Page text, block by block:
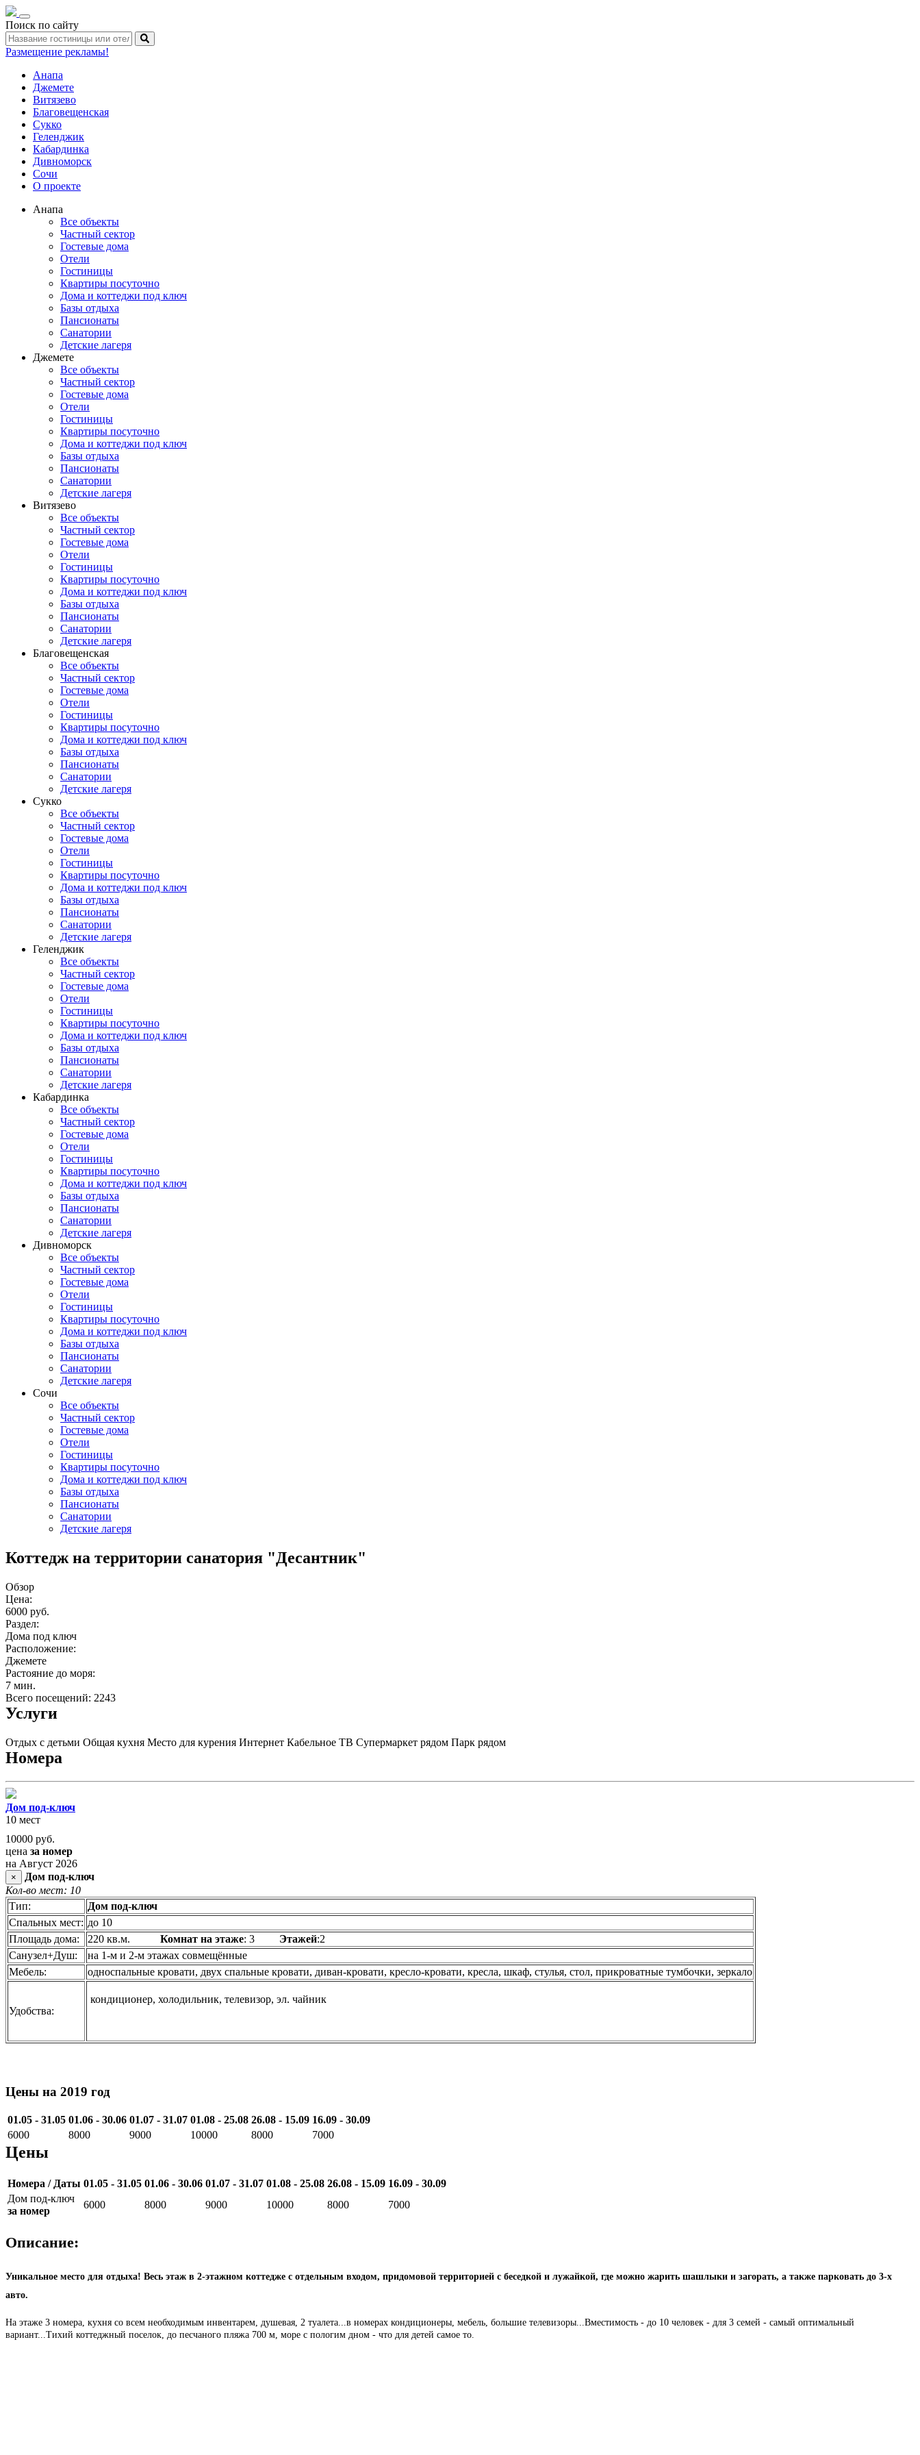
Toggle
navigation
Поиск по сайту
Размещение рекламы!
Анапа
Джемете
Витязево
Благовещенская
Сукко
Геленджик
Кабардинка
Дивноморск
Сочи
О проекте
Анапа
Все объекты
Частный сектор
Гостевые дома
Отели
Гостиницы
Квартиры посуточно
Дома и коттеджи под ключ
Базы отдыха
Пансионаты
Санатории
Детские лагеря
Джемете
Все объекты
Частный сектор
Гостевые дома
Отели
Гостиницы
Квартиры посуточно
Дома и коттеджи под ключ
Базы отдыха
Пансионаты
Санатории
Детские лагеря
Витязево
Все объекты
Частный сектор
Гостевые дома
Отели
Гостиницы
Квартиры посуточно
Дома и коттеджи под ключ
Базы отдыха
Пансионаты
Санатории
Детские лагеря
Благовещенская
Все объекты
Частный сектор
Гостевые дома
Отели
Гостиницы
Квартиры посуточно
Дома и коттеджи под ключ
Базы отдыха
Пансионаты
Санатории
Детские лагеря
Сукко
Все объекты
Частный сектор
Гостевые дома
Отели
Гостиницы
Квартиры посуточно
Дома и коттеджи под ключ
Базы отдыха
Пансионаты
Санатории
Детские лагеря
Геленджик
Все объекты
Частный сектор
Гостевые дома
Отели
Гостиницы
Квартиры посуточно
Дома и коттеджи под ключ
Базы отдыха
Пансионаты
Санатории
Детские лагеря
Кабардинка
Все объекты
Частный сектор
Гостевые дома
Отели
Гостиницы
Квартиры посуточно
Дома и коттеджи под ключ
Базы отдыха
Пансионаты
Санатории
Детские лагеря
Дивноморск
Все объекты
Частный сектор
Гостевые дома
Отели
Гостиницы
Квартиры посуточно
Дома и коттеджи под ключ
Базы отдыха
Пансионаты
Санатории
Детские лагеря
Сочи
Все объекты
Частный сектор
Гостевые дома
Отели
Гостиницы
Квартиры посуточно
Дома и коттеджи под ключ
Базы отдыха
Пансионаты
Санатории
Детские лагеря
Коттедж на территории санатория "Десантник"
Обзор
Цена:
6000 руб.
Раздел:
Дома под ключ
Расположение:
Джемете
Растояние до моря:
7 мин.
Всего посещений: 2243
Услуги
Отдых с детьми Общая кухня Место для курения Интернет Кабельное ТВ Супермаркет рядом Парк рядом
Номера
Дом под-ключ
10 мест
10000 руб.
цена за номер
на Август 2026
×
Дом под-ключ
Кол-во мест: 10
Тип:
Дом под-ключ
Спальных мест: до 10
Площадь дома:
220 кв.м. Комнат на этаже: 3 Этажей:2
Санузел+Душ:
на 1-м и 2-м этажах совмещённые
Мебель:
односпальные кровати, двух спальные кровати, диван-кровати, кресло-кровати, кресла, шкаф, стулья, стол, прикроватные тумбочки, зеркало
Удобства:
кондиционер, холодильник, телевизор, эл. чайник
Цены на 2019 год
01.05 - 31.05 01.06 - 30.06 01.07 - 31.07 01.08 - 25.08 26.08 - 15.09 16.09 - 30.09
6000
8000 9000 10000 8000 7000
Цены
Номера / Даты 01.05 - 31.05 01.06 - 30.06 01.07 - 31.07 01.08 - 25.08 26.08 - 15.09 16.09 - 30.09
Дом под-ключ
за номер
6000 8000 9000 10000 8000 7000
Описание:
Уникальное место для отдыха! Весь этаж в 2-этажном коттедже с отдельным входом, придомовой территорией с беседкой и лужайкой, где можно жарить шашлыки и загорать, а также парковать до 3-х
авто.
На этаже 3 номера, кухня со всем необходимым инвентарем, душевая, 2 туалета...в номерах кондиционеры, мебель, большие телевизоры...Вместимость - до 10 человек - для 3 семей - самый оптимальный
вариант...Тихий коттеджный поселок, до песчаного пляжа 700 м, море с пологим дном - что для детей самое то.